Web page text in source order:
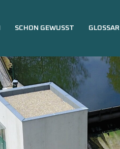
SCHON GEWUSST GLOSSAR